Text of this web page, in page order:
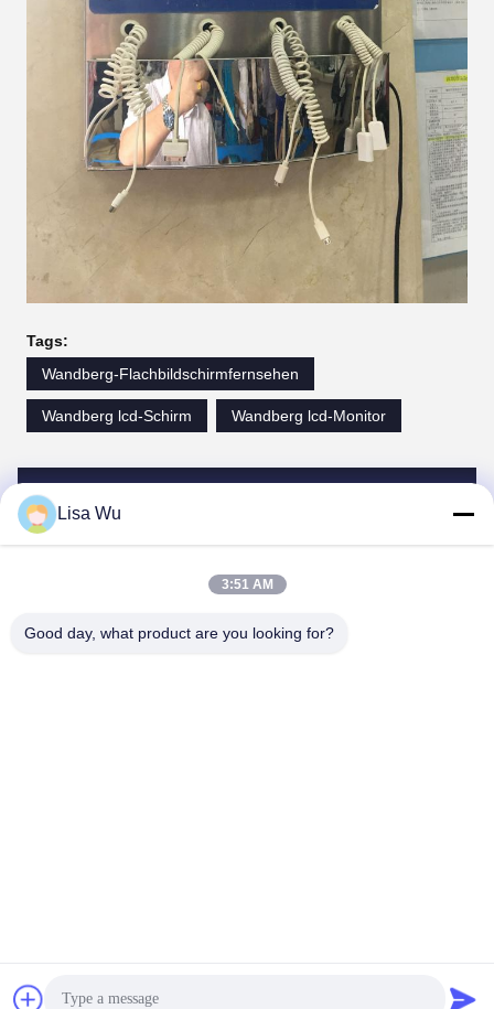
Tags:
Wandberg-Flachbildschirmfernsehen
Wandberg lcd-Schirm Wandberg lcd-Monitor
Kontaktpersonen
Kontaktpersonen: Ms. Ellen Zeng (Europe, North and Shouth America)
Lisa Wu
3:51 AM
Good day, what product are you looking for?